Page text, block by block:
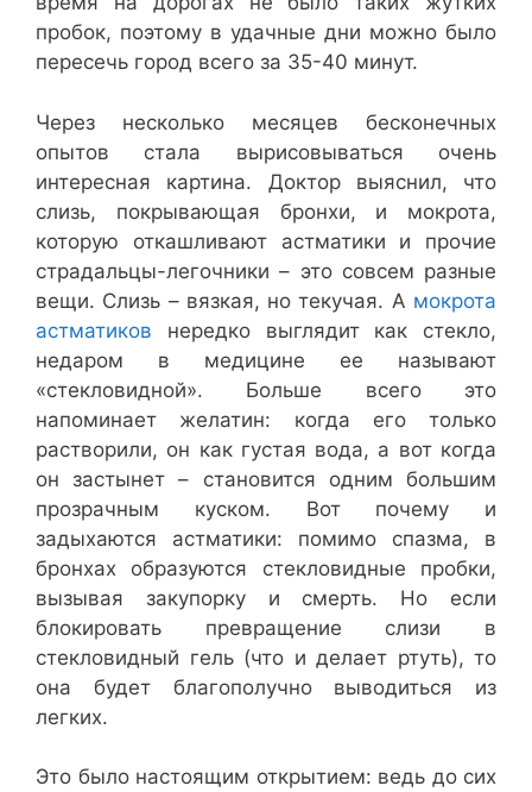
пробок, поэтому в удачные дни можно было
пересечь город всего за 35-40 минут.
Через несколько месяцев бесконечных
опытов стала вырисовываться очень
интересная картина. Доктор выяснил, что
слизь, покрывающая бронхи, и мокрота,
которую откашливают астматики и прочие
страдальцы-легочники – это совсем разные
вещи. Слизь – вязкая, но текучая. А мокрота
астматиков нередко выглядит как стекло,
недаром в медицине ее называют
«стекловидной». Больше всего это
напоминает желатин: когда его только
растворили, он как густая вода, а вот когда
он застынет – становится одним большим
прозрачным куском. Вот почему и
задыхаются астматики: помимо спазма, в
бронхах образуются стекловидные пробки,
вызывая закупорку и смерть. Но если
блокировать превращение слизи в
стекловидный гель (что и делает ртуть), то
она будет благополучно выводиться из
легких.
Это было настоящим открытием: ведь до сих